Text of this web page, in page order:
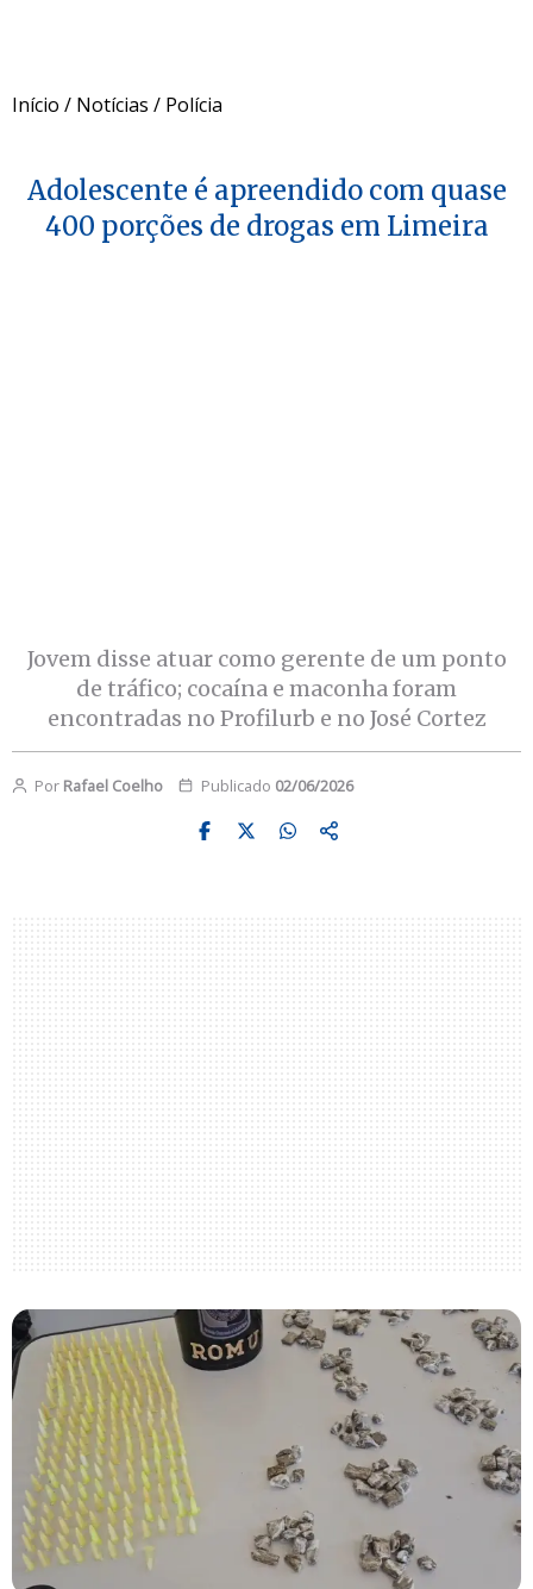
Início / Notícias / Polícia
Adolescente é apreendido com quase
400 porções de drogas em Limeira
Jovem disse atuar como gerente de um ponto
de tráfico; cocaína e maconha foram
encontradas no Profilurb e no José Cortez
Por Rafael Coelho Publicado 02/06/2026